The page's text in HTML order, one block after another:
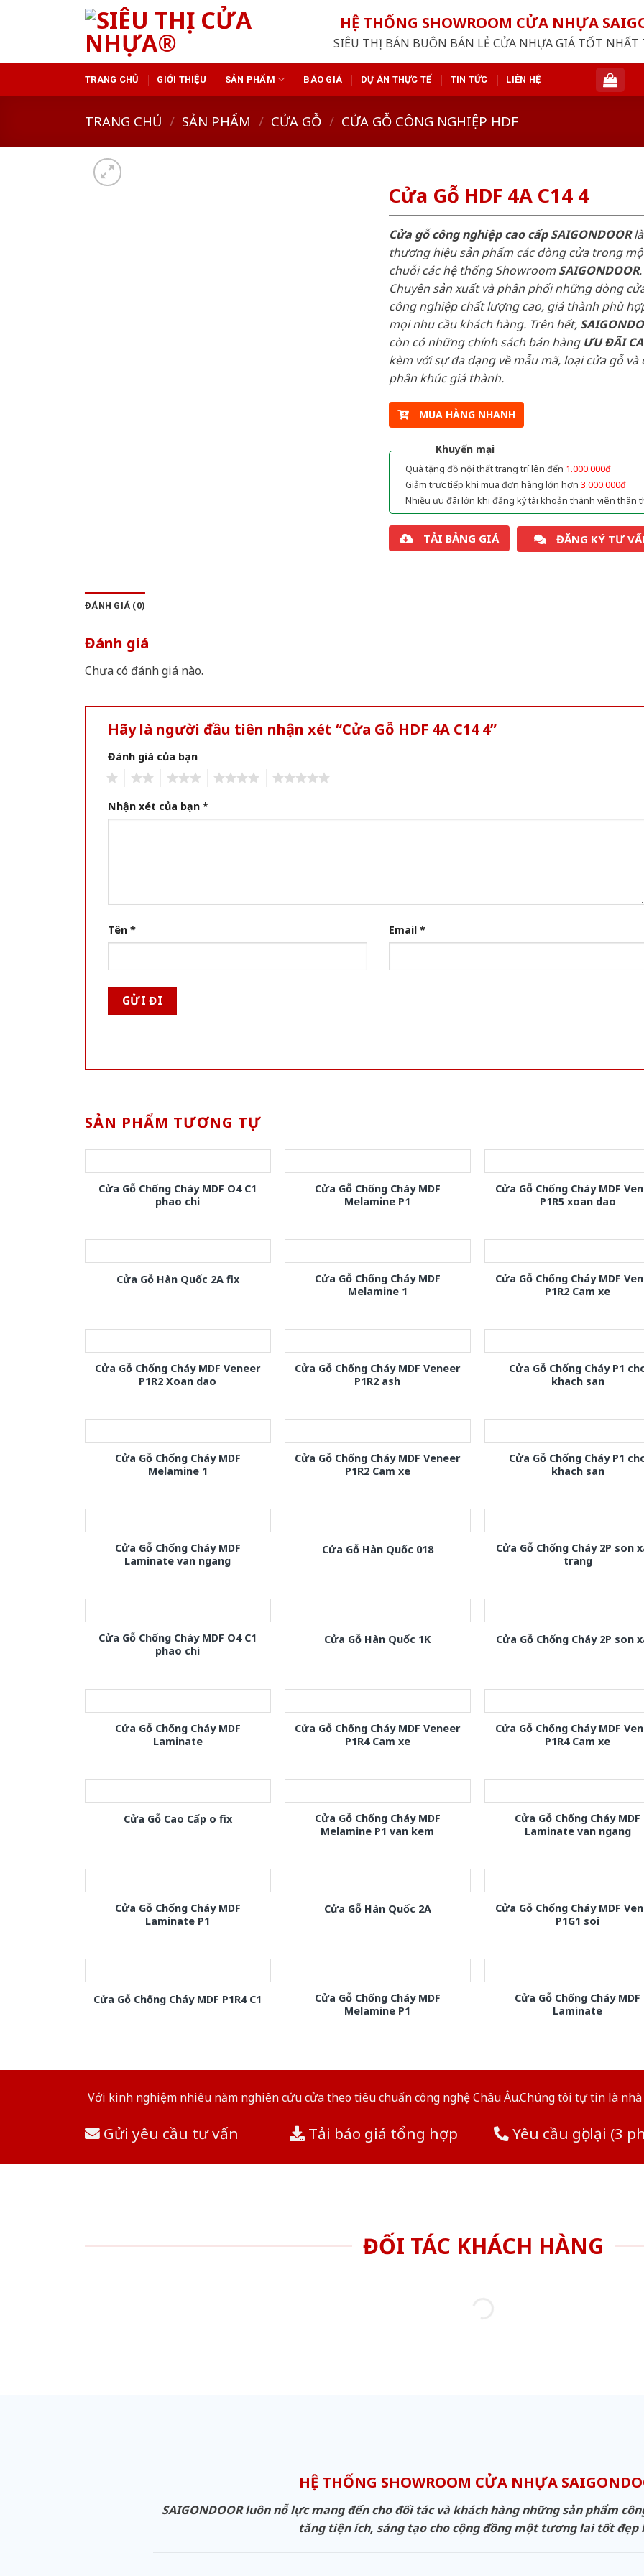
HỆ THỐNG SHOWROOM CỬA NHỰA
SIÊU THỊ BÁN BUÔN BÁN LẺ CỬA NHỰA GIÁ TỐT NHẤT
TRANG CHỦ GIỚI THIỆU SẢN PHẨM BÁO GIÁ DỰ ÁN THỰC TẾ TIN TỨC LIÊN HỆ
TRANG CHỦ / SẢN PHẨM / CỬA GỖ / CỬA GỖ CÔNG NGHIỆP HDF
Cửa Gỗ HDF 4A C14 4
Cửa gỗ công nghiệp cao cấp SAIGONDOORlà
thương hiệu sản phẩm các dòng cửa trong
chuỗi các hệ thống ShowroomSAIGONDOOR.
Chuyên sản xuất và phân phối những dòng
công nghiệp chất lượng cao, giá thành phù
mọi nhu cầu khách hàng. Trên hết,
còn có những chính sách bán hàng ƯU ĐÃI
kèm với sự đa dạng về mẫu mã, loại cửa gỗ và
phân khúc giá thành.
MUA HÀNG NHANH
Khuyến mại
Quà tặng đồ nội thất trang trí lên đến 1.000.000đ
Giảm trực tiếp khi mua đơn hàng lớn hơn 3.000.000đ
Nhiều ưu đãi lớn khi đăng ký tài khoản thành viên thân
TẢI BẢNG GIÁ ĐĂNG KÝ TƯ
ĐÁNH GIÁ (0)
Đánh giá
Chưa có đánh giá nào.
Hãy là người đầu tiên nhận xét “Cửa Gỗ HDF 4A C14 4”
Đánh giá của bạn
Nhận xét của bạn *
Tên * Email *
SẢN PHẨM TƯƠNG TỰ
Cửa Gỗ Chống Cháy MDF O4 C1
phao chi
Cửa Gỗ Chống Cháy MDF
Melamine P1
Cửa Gỗ Chống Cháy MDF
P1R5 xoan dao
Cửa Gỗ Hàn Quốc 2A fix
Cửa Gỗ Chống Cháy MDF
Melamine 1
Cửa Gỗ Chống Cháy MDF
P1R2 Cam xe
Cửa Gỗ Chống Cháy MDF Veneer
P1R2 Xoan dao
Cửa Gỗ Chống Cháy MDF Veneer
P1R2 ash
Cửa Gỗ Chống Cháy P1
khach san
Cửa Gỗ Chống Cháy MDF
Melamine 1
Cửa Gỗ Chống Cháy MDF Veneer
P1R2 Cam xe
Cửa Gỗ Chống Cháy P1
khach san
Cửa Gỗ Chống Cháy MDF
Laminate van ngang
Cửa Gỗ Hàn Quốc 018
Cửa Gỗ Chống Cháy 2P son
trang
Cửa Gỗ Chống Cháy MDF O4 C1
phao chi
Cửa Gỗ Hàn Quốc 1K Cửa Gỗ Chống Cháy 2P son
Cửa Gỗ Chống Cháy MDF
Laminate
Cửa Gỗ Chống Cháy MDF Veneer
P1R4 Cam xe
Cửa Gỗ Chống Cháy MDF
P1R4 Cam xe
Cửa Gỗ Cao Cấp o fix
Cửa Gỗ Chống Cháy MDF
Melamine P1 van kem
Cửa Gỗ Chống Cháy MDF
Laminate van ngang
Cửa Gỗ Chống Cháy MDF
Laminate P1
Cửa Gỗ Hàn Quốc 2A
Cửa Gỗ Chống Cháy MDF
P1G1 soi
Cửa Gỗ Chống Cháy MDF P1R4 C1
Cửa Gỗ Chống Cháy MDF
Melamine P1
Cửa Gỗ Chống Cháy MDF
Laminate
Với kinh nghiệm nhiêu năm nghiên cứu cửa theo tiêu chuẩn công nghệ Châu Âu.Chúng tôi tự tin là
Gửi yêu cầu tư vấn Tải báo giá tổng hợp Yêu cầu gọi lại (3
ĐỐI TÁC KHÁCH HÀNG
HỆ THỐNG SHOWROOM CỬA NHỰA
SAIGONDOOR luôn nỗ lực mang đến cho đối tác và khách hàng những sản phẩm
tăng tiện ích, sáng tạo cho cộng đồng một tương lai tốt đẹp